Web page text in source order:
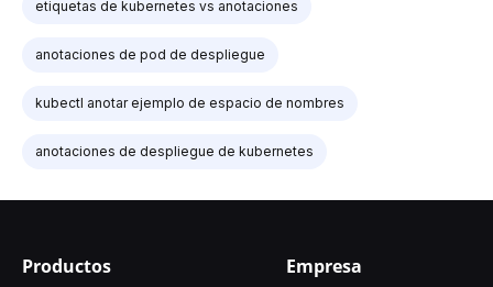
etiquetas de kubernetes vs anotaciones
anotaciones de pod de despliegue
kubectl anotar ejemplo de espacio de nombres
anotaciones de despliegue de kubernetes
Productos Empresa